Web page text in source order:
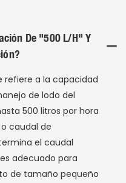
De "500 L/h" Y
refiere a la capacidad
de lodo del
500 litros por hora
caudal de
el caudal
adecuado para
de tamaño pequeño